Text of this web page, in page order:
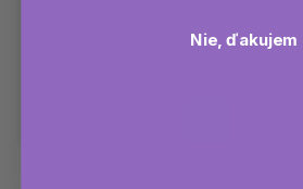
Nie, ďakujem